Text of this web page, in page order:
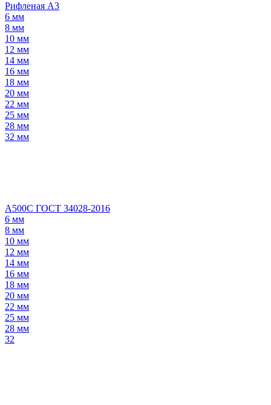
Рифленая А3
6 мм
8 мм
10 мм
12 мм
14 мм
16 мм
18 мм
20 мм
22 мм
25 мм
28 мм
32 мм
А500С ГОСТ 34028-2016
6 мм
8 мм
10 мм
12 мм
14 мм
16 мм
18 мм
20 мм
22 мм
25 мм
28 мм
32